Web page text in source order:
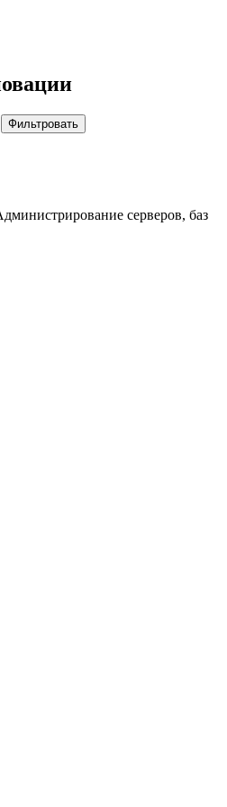
Фильтровать
серверов, баз